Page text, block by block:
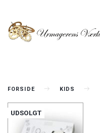
FORSIDE KIDS
UDSOLGT